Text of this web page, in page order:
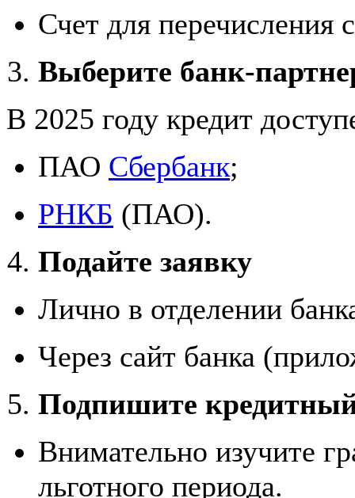
Счет для перечисления
Выберите банк-
В 2025 году кредит
ПАО Сбербанк;
РНКБ (ПАО).
Подайте заявку
Лично в отделении
Через сайт банка
Подпишите
Внимательно изучите
льготного периода.